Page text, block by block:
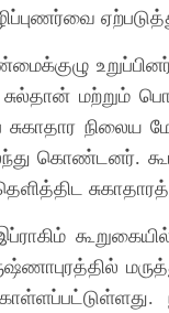
மற்றும்
நிலைய
கொண்டனர்.
.